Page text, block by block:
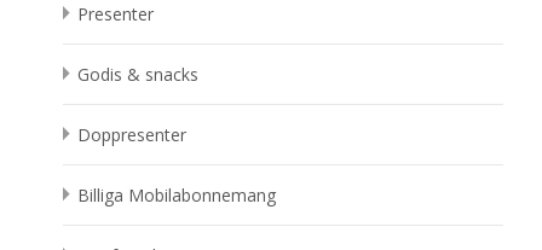
Presenter
Godis & snacks
Doppresenter
Billiga Mobilabonnemang